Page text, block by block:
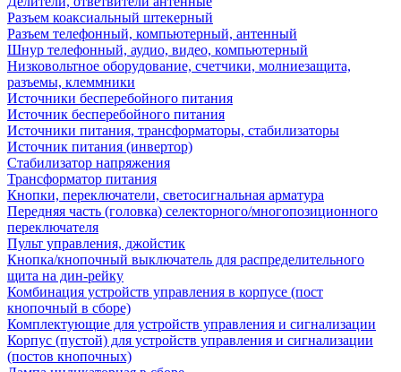
Разъем коаксиальный штекерный
Разъем телефонный, компьютерный, антенный
Шнур телефонный, аудио, видео, компьютерный
Низковольтное оборудование, счетчики, молниезащита,
разъемы, клеммники
Источники бесперебойного питания
Источник бесперебойного питания
Источники питания, трансформаторы, стабилизаторы
Источник питания (инвертор)
Стабилизатор напряжения
Трансформатор питания
Кнопки, переключатели, светосигнальная арматура
Передняя часть (головка) селекторного/многопозиционного
переключателя
Пульт управления, джойстик
Кнопка/кнопочный выключатель для распределительного
щита на дин-рейку
Комбинация устройств управления в корпусе (пост
кнопочный в сборе)
Комплектующие для устройств управления и сигнализации
Корпус (пустой) для устройств управления и сигнализации
(постов кнопочных)